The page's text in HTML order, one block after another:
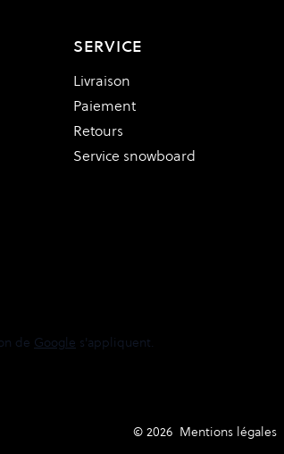
SERVICE
Livraison
Paiement
Retours
Service snowboard
de Google s'appliquent.
© 2026 Mentions légales